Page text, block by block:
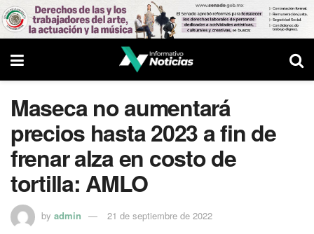
Maseca no aumentará
precios hasta 2023 a fin de
frenar alza en costo de
tortilla: AMLO
by admin 21 de septiembre de 2022